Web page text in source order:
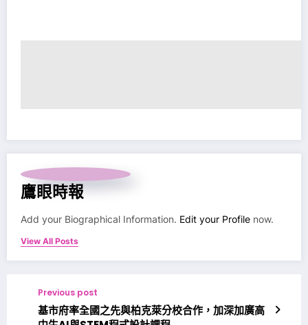
鷹眼時報
Add your Biographical Information. Edit your Profile now.
View All Posts
Previous post
基市府率全國之先與柏克萊分校合作，加深加廣高